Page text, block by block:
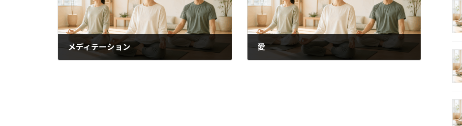
メディテーション 愛